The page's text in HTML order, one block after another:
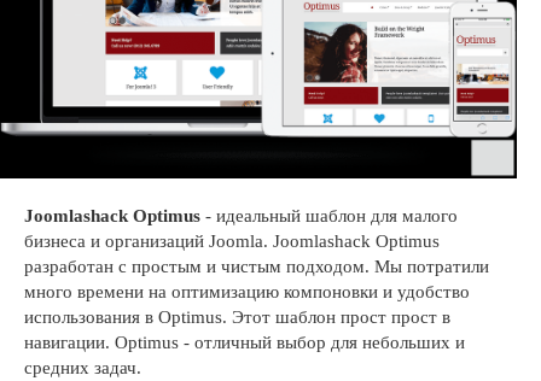
Joomlashack Optimus - идеальный шаблон для малого
бизнеса и организаций Joomla. Joomlashack Optimus
разработан с простым и чистым подходом. Мы потратили
много времени на оптимизацию компоновки и удобство
использования в Optimus. Этот шаблон прост прост в
навигации. Optimus - отличный выбор для небольших и
средних задач.